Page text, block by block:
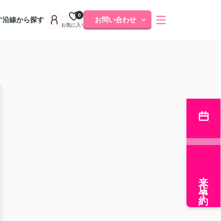
沿線から探す
お気に入り
0
お問い合わせ
来店予約